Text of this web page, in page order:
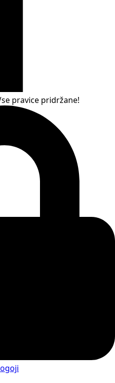
pravice pridržane!